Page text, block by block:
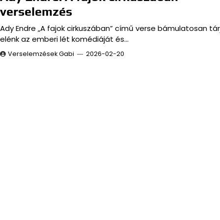
verselemzés
Ady Endre „A fajok cirkuszában” című verse bámulatosan
elénk az emberi lét komédiáját és…
Verselemzések Gabi 2026-02-20